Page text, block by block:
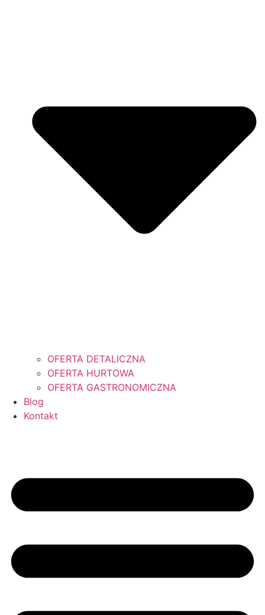
OFERTA DETALICZNA
OFERTA HURTOWA
OFERTA GASTRONOMICZNA
Blog
Kontakt